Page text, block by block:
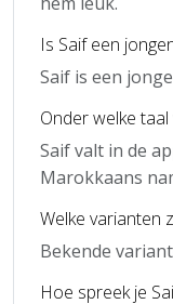
Is Saif een
Saif is een
Onder welke taal
Saif valt in de
Marokkaans
Welke varianten
Bekende
Hoe spreek je